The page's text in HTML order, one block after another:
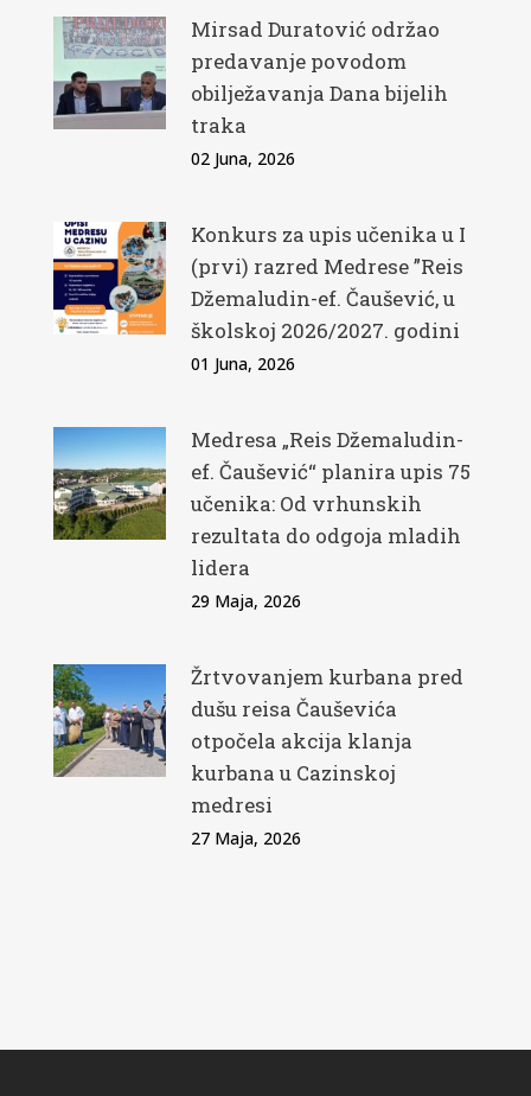
Mirsad Duratović održao
predavanje povodom
obilježavanja Dana bijelih
traka
02 Juna, 2026
Konkurs za upis učenika u I
(prvi) razred Medrese ”Reis
Džemaludin-ef. Čaušević, u
školskoj 2026/2027. godini
01 Juna, 2026
Medresa „Reis Džemaludin-
ef. Čaušević“ planira upis 75
učenika: Od vrhunskih
rezultata do odgoja mladih
lidera
29 Maja, 2026
Žrtvovanjem kurbana pred
dušu reisa Čauševića
otpočela akcija klanja
kurbana u Cazinskoj
medresi
27 Maja, 2026